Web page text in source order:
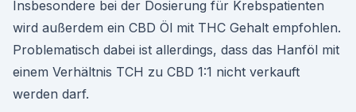
Insbesondere bei der Dosierung für Krebspatienten
wird außerdem ein CBD Öl mit THC Gehalt empfohlen.
Problematisch dabei ist allerdings, dass das Hanföl mit
einem Verhältnis TCH zu CBD 1:1 nicht verkauft
werden darf.